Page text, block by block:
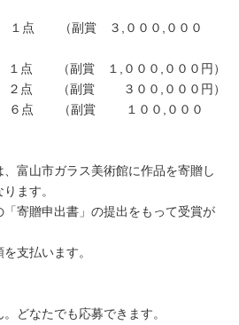
点 （副賞 ３,０００,０００
点 （副賞 １,０００,０００円）
点 （副賞 ３００,０００円）
６点 （副賞 １００,０００
富山市ガラス美術館に作品を寄贈し
ます。
寄贈申出書」の提出をもって受賞が
支払います。
どなたでも応募できます。